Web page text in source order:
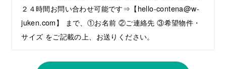
２４時間お問い合わせ可能です⇒【hello-contena@w-
juken.com】 まで、①お名前 ②ご連絡先 ③希望物件・
サイズ をご記載の上、お送りください。